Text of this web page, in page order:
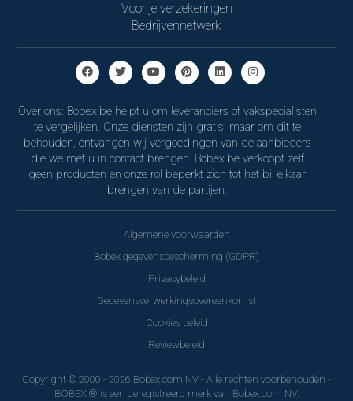
Voor je verzekeringen
Bedrijvennetwerk
Over ons: Bobex.be helpt u om leveranciers of vakspecialisten
te vergelijken. Onze diensten zijn gratis, maar om dit te
behouden, ontvangen wij vergoedingen van de aanbieders
die we met u in contact brengen. Bobex.be verkoopt zelf
geen producten en onze rol beperkt zich tot het bij elkaar
brengen van de partijen.
Algemene voorwaarden
Bobex gegevensbescherming (GDPR)
Privacybeleid
Gegevensverwerkingsovereenkomst
Cookies beleid
Reviewbeleid
Copyright © 2000 - 2026 Bobex.com NV - Alle rechten voorbehouden -
BOBEX ® is een geregistreerd merk van Bobex.com NV.